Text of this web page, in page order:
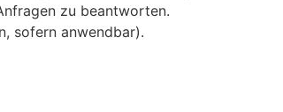
zu beantworten.
sofern anwendbar).